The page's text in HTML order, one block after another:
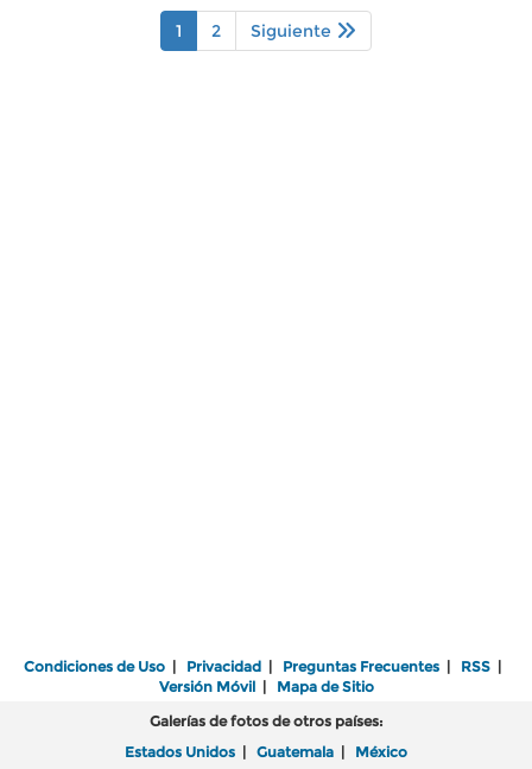
1 2 Siguiente
Condiciones de Uso | Privacidad | Preguntas Frecuentes | RSS |
Versión Móvil| Mapa de Sitio
Galerías de fotos de otros países:
Estados Unidos | Guatemala | México